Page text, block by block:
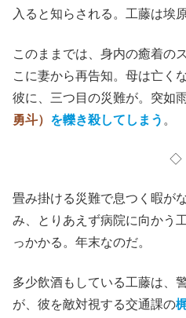
入ると知らされる。工藤は埃
このままでは、身内の癒着の
こに妻から再告知。母は亡く
彼に、三つ目の災難が。突如
勇斗） を轢き殺してしまう 。
◇
畳み掛ける災難で息つく暇が
み、とりあえず病院に向かう
っかかる。年末なのだ。
多少飲酒もしている工藤は、
が、彼を敵対視する交通課の